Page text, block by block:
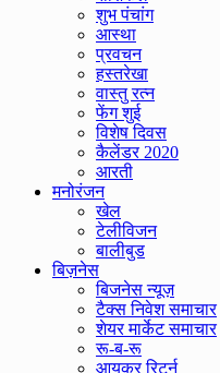
शुभ पंचांग
आस्था
प्रवचन
हस्तरेखा
वास्तु रत्न
फेंग शुई
विशेष दिवस
कैलेंडर 2020
आरती
मनोरंजन
खेल
टेलीविजन
बालीबुड
बिज़नेस
बिजनेस न्यूज़
टैक्स निवेश समाचार
शेयर मार्केट समाचार
रू-ब-रू
आयकर रिटर्न